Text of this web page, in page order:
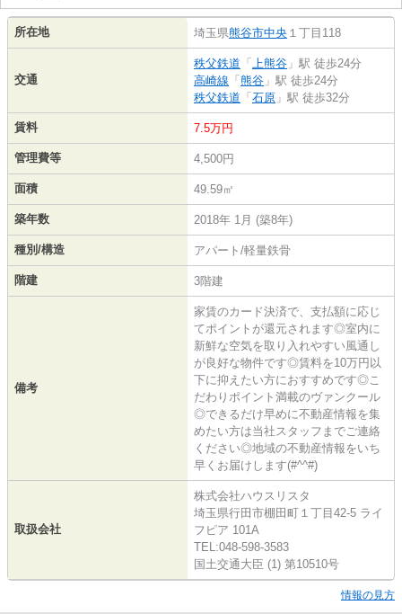
所在地 埼玉県熊谷市中央 １丁目118
交通
秩父鉄道 「 上熊谷 」駅 徒歩24分
高崎線 「 熊谷 」駅 徒歩24分
秩父鉄道 「 石原 」駅 徒歩32分
賃料 7.5万円
管理費等 4,500円
面積 49.59㎡
築年数 2018年 1月 (築8年)
種別/構造 アパート/軽量鉄骨
階建 3階建
備考
家賃のカード決済で、支払額に応じ
てポイントが還元されます◎室内に
新鮮な空気を取り入れやすい風通し
が良好な物件です◎賃料を10万円以
下に抑えたい方におすすめです◎こ
だわりポイント満載のヴァンクール
◎できるだけ早めに不動産情報を集
めたい方は当社スタッフまでご連絡
ください◎地域の不動産情報をいち
早くお届けします(#^^#)
取扱会社
株式会社ハウスリスタ
埼玉県行田市棚田町１丁目42-5 ライ
フピア 101A
TEL:048-598-3583
国土交通大臣 (1) 第10510号
情報の見方